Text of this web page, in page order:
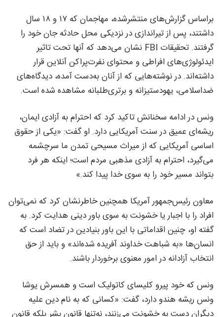
براساس گزارش‌های منتشرشده، مهاجمان که ۱۷ و ۱۸ سال
داشتند، پس از تیراندازی در نزدیکی محل حادثه جان خود را
گرفتند. تحقیقات FBI نشان می‌دهد که آنها تحت تاثیر
ایدئولوژی‌های افراطی و محتوای نفرت‌پراکن آنلاین قرار
داشته‌اند. در نوشته‌هایی که از آنان به‌دست آمده، دیدگاه‌های
ضداسلامی، یهودستیزانه و برتری‌طلبانه مشاهده شده است.
ونس در ادامه سخنانش تاکید کرد که احترام به آزادی ایمان،
ریشه‌ای عمیق در سنت آمریکایی دارد. او گفت: «یکی از حقوق
اساسی آمریکایی که از میراث مسیحی تمدن ما سرچشمه
می‌گیرد، احترام به آزادی مذهبی مردم است؛ اینکه هر فرد
بتواند مسیر خود را به سوی خدا پیدا کند.»
معاون رئیس‌جمهور آمریکا همچنین خاطرنشان کرد که نمی‌توان
افراد را با اجبار یا خشونت به سوی باور دینی هدایت کرد. به
گفته او، چنین اقداماتی با این باور بنیادین در تضاد است که
انسان‌ها «به شباهت خداوند آفریده شده‌اند» و باید از حق
انتخاب آزادانه در امور معنوی برخوردار باشند.
ونس که خود پیرو کلیسای کاتولیک است و همسرش یوشا
ونس ریشه هندو دارد، گفت: «کسانی که به نام دین علیه
دیگران دست به خشونت می‌زنند، نه‌تنها قانون بشر بلکه قانون